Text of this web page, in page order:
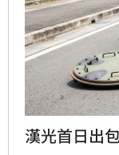
漢光首日出